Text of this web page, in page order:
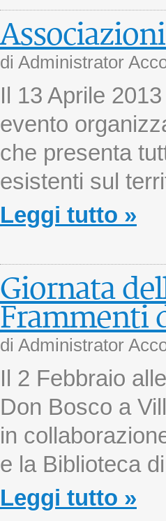
di Administrator
Il 13 Aprile
evento
che presenta
esistenti sul
Leggi tutto »
Giornata
Frammenti
di Administrator
Il 2 Febbraio
Don Bosco a
in
e la Biblioteca
Leggi tutto »